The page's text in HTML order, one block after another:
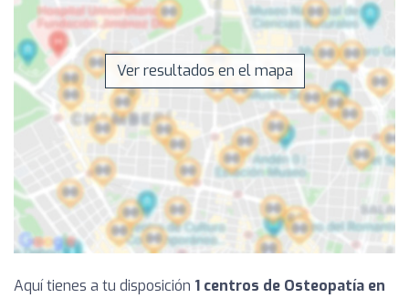
Ver resultados en el mapa
Aquí tienes a tu disposición 1 centros de Osteopatía en